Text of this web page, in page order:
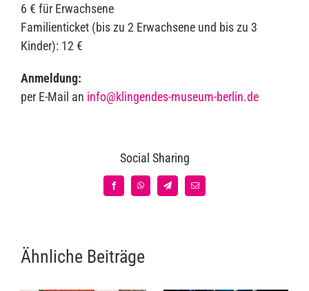
6 € für Erwachsene
Familienticket (bis zu 2 Erwachsene und bis zu 3
Kinder): 12 €
Anmeldung:
per E-Mail an info@klingendes-museum-berlin.de
Social Sharing
FacebookWhatsAppTelegramE-
Mail
Ähnliche Beiträge